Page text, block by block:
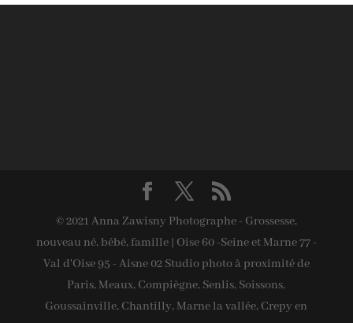
© 2021 Anna Zawisny Photographe - Grossesse,
nouveau né, bébé, famille | Oise 60 -Seine et Marne 77 -
Val d'Oise 95 - Aisne 02 Studio photo à proximité de
Paris, Meaux, Compiègne, Senlis, Soissons,
Goussainville, Chantilly, Marne la vallée, Crepy en